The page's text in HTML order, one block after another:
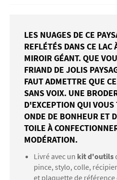
LES NUAGES DE CE
REFLÉTÉS DANS CE LAC
MIROIR GÉANT. QUE
FRIAND DE JOLIS
FAUT ADMETTRE QUE
SANS VOIX. UNE
D'EXCEPTION QUI
ONDE DE BONHEUR ET
TOILE À
MODÉRATION.
Livré avec un kit d'outils
pince, stylo, colle,
et plaquette de référence